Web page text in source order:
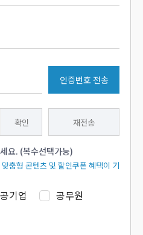
인증번호 전송
확인 재전송
요. (복수선택가능)
춤형 콘텐츠 및 할인쿠폰 혜택이 기
공기업 공무원